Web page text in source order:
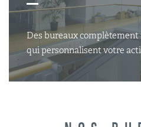
Des bureaux complètement
qui personnalisent votre